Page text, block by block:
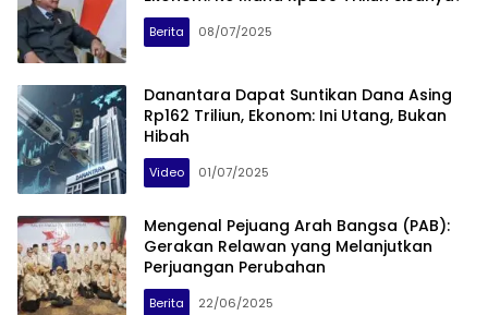
Berita 08/07/2025
Danantara Dapat Suntikan Dana Asing
Rp162 Triliun, Ekonom: Ini Utang, Bukan
Hibah
Video 01/07/2025
Mengenal Pejuang Arah Bangsa (PAB):
Gerakan Relawan yang Melanjutkan
Perjuangan Perubahan
Berita 22/06/2025